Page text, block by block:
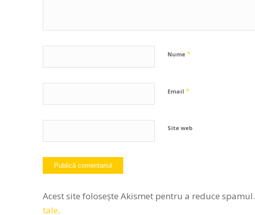
Nume *
Email *
Site web
Acest site folosește Akismet pentru a reduce spamul.
tale.